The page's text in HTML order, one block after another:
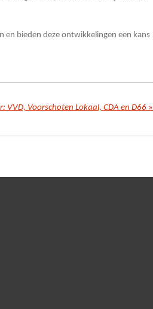
bieden deze ontwikkelingen een kans
VVD, Voorschoten Lokaal, CDA en D66 »